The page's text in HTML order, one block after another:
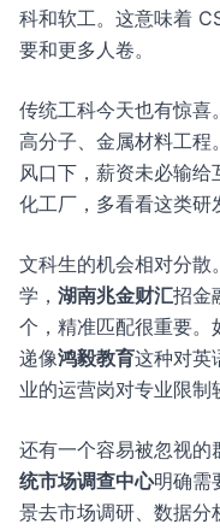
科和软工。这意味着
要和更多人卷。
传统工科今天也有惊喜。
高分子、金属材料工程
风口下，薪资未必输
化工厂，多看看这类研
文科生的机会相对分散。
学， 湖南兆金财汇招金
个，精准匹配很重要。
递像鸿毅教育这种对英
业的运营岗对专业限制
还有一个容易被忽视的
统市场调查中心明确需
景去市场调研、数据分